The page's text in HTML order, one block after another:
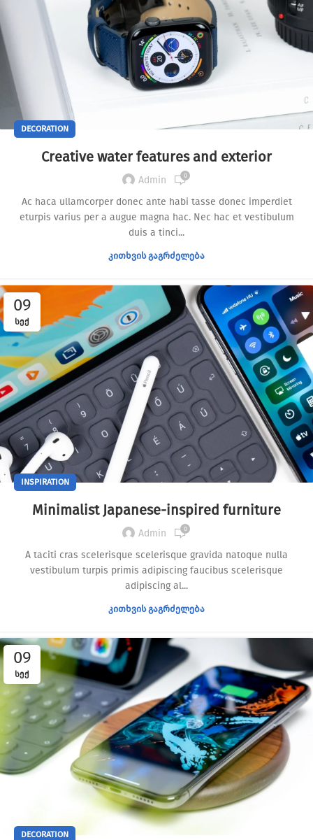
DECORATION
Creative water features and exterior
Admin 0
Ac haca ullamcorper donec ante habi tasse donec imperdiet
eturpis varius per a augue magna hac. Nec hac et vestibulum
duis a tinci...
ᲙᲘᲗᲮᲕᲘᲡ ᲒᲐᲒᲠᲫᲔᲚᲔᲑᲐ
09
ᲡᲔᲥ
INSPIRATION
Minimalist Japanese-inspired furniture
Admin 0
A taciti cras scelerisque scelerisque gravida natoque nulla
vestibulum turpis primis adipiscing faucibus scelerisque
adipiscing al...
ᲙᲘᲗᲮᲕᲘᲡ ᲒᲐᲒᲠᲫᲔᲚᲔᲑᲐ
09
ᲡᲔᲥ
DECORATION